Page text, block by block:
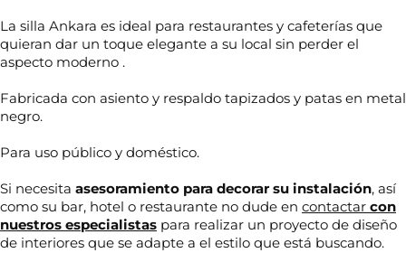
La silla Ankara es ideal para restaurantes y cafeterías que
quieran dar un toque elegante a su local sin perder el
aspecto moderno .
Fabricada con asiento y respaldo tapizados y patas en metal
negro.
Para uso público y doméstico.
Si necesita asesoramiento para decorar su instalación, así
como su bar, hotel o restaurante no dude en contactar con
nuestros especialistas para realizar un proyecto de diseño
de interiores que se adapte a el estilo que está buscando.